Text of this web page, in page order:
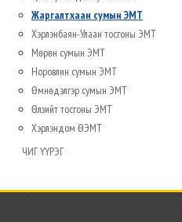
Жаргалтхаан сумын ЭМТ
Хэрлэнбаян-Улаан тосгоны ЭМТ
Мөрөн сумын ЭМТ
Норовлин сумын ЭМТ
Өмнөдэлгэр сумын ЭМТ
Өлзийт тосгоны ЭМТ
Хэрлэндом ӨЭМТ
ЧИГ ҮҮРЭГ